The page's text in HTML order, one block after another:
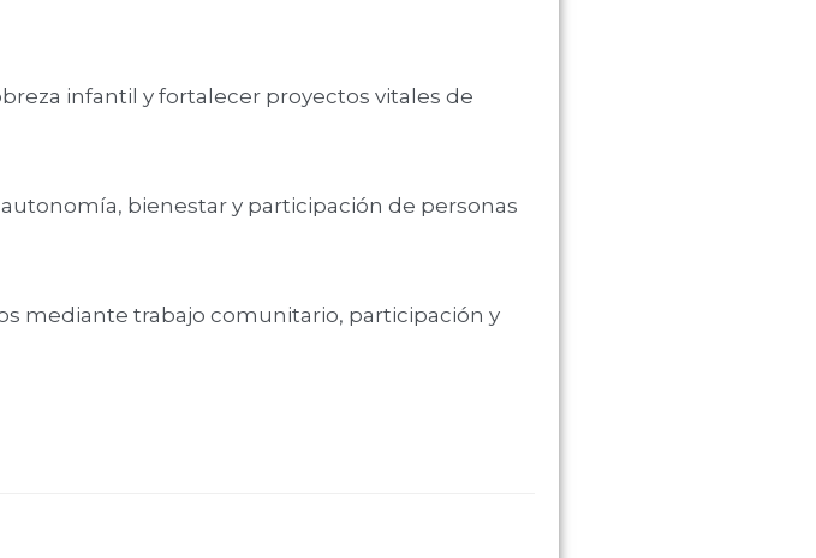
infantil y fortalecer proyectos vitales de
bienestar y participación de personas
mediante trabajo comunitario, participación y